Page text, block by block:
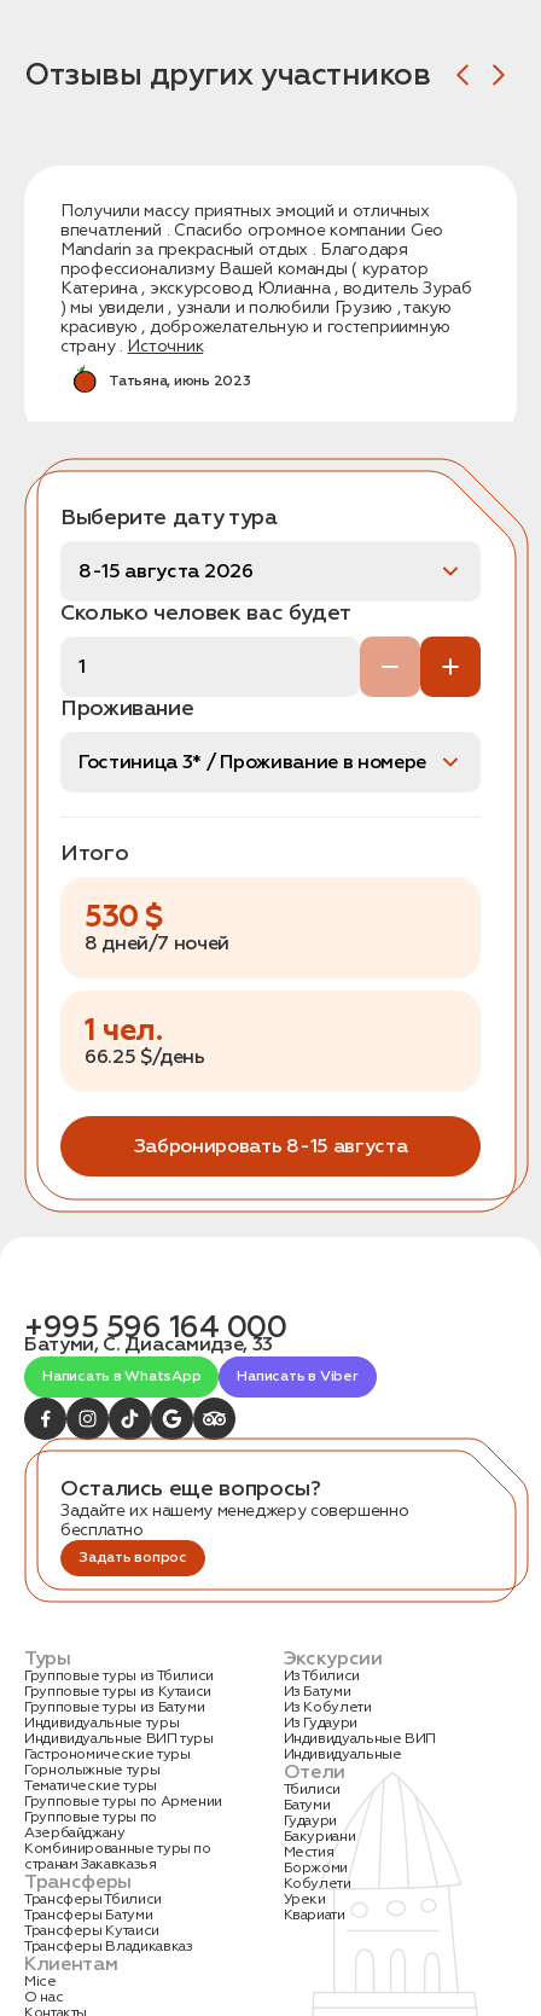
Отзывы других участников
Получили массу приятных эмоций и отличных
впечатлений . Спасибо огромное компании Geo
Mandarin за прекрасный отдых . Благодаря
профессионализму Вашей команды ( куратор
Катерина , экскурсовод Юлианна , водитель Зураб
) мы увидели , узнали и полюбили Грузию , такую
красивую , доброжелательную и гостеприимную
страну . Источник
Татьяна, июнь 2023
Выберите дату тура
Сколько человек вас будет
Проживание
Итого
530 $
8 дней/7 ночей
1 чел.
66.25 $/день
Забронировать 8-15 августа
+995 596 164 000
Батуми, С. Диасамидзе, 33
Написать в WhatsApp Написать в Viber
Остались еще вопросы?
Задайте их нашему менеджеру совершенно
бесплатно
Задать вопрос
Туры
Групповые туры из Тбилиси
Групповые туры из Кутаиси
Групповые туры из Батуми
Индивидуальные туры
Индивидуальные ВИП туры
Гастрономические туры
Горнолыжные туры
Тематические туры
Групповые туры по Армении
Групповые туры по
Азербайджану
Комбинированные туры по
странам Закавказья
Трансферы
Трансферы Тбилиси
Трансферы Батуми
Трансферы Кутаиси
Трансферы Владикавказ
Клиентам
Mice
О нас
Экскурсии
Из Тбилиси
Из Батуми
Из Кобулети
Из Гудаури
Индивидуальные ВИП
Индивидуальные
Отели
Тбилиси
Батуми
Гудаури
Бакуриани
Местия
Боржоми
Кобулети
Уреки
Квариати